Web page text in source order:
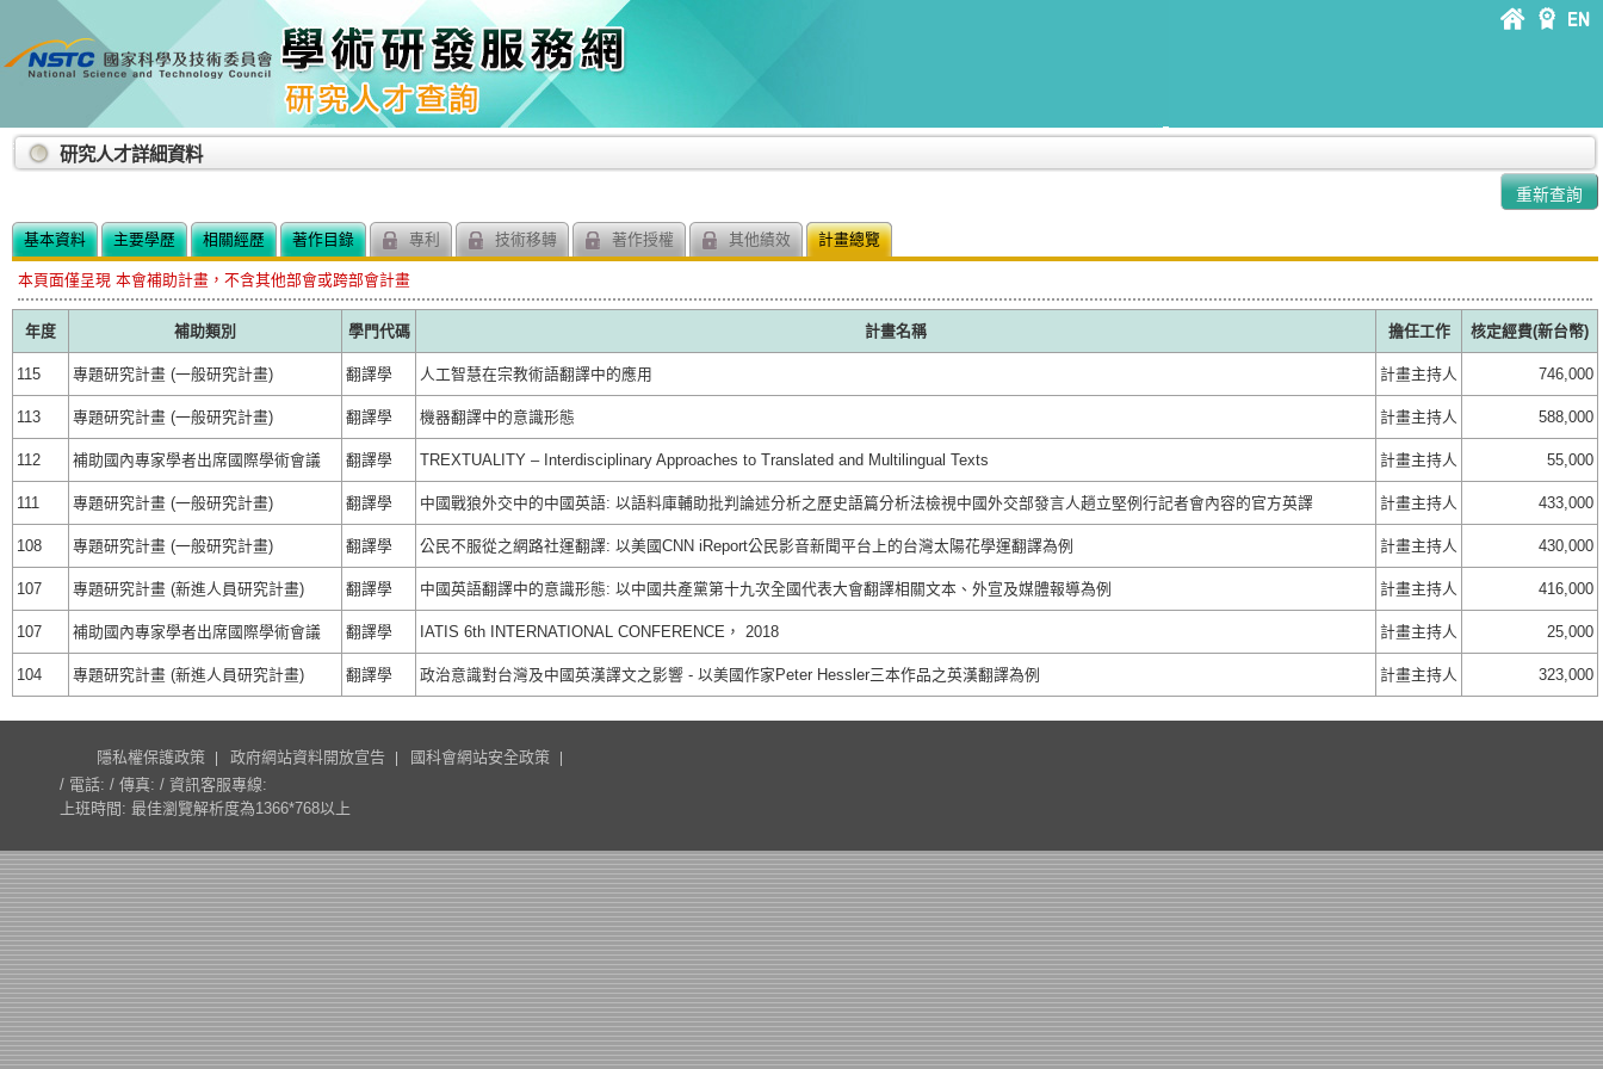
::: 研究人才詳細資料
基本資料 主要學歷 相關經歷 著作目錄 專利 技術移轉 著作授權 其他績效 計畫總覽
本頁面僅呈現 本會補助計畫，不含其他部會或跨部會計畫
年度 補助類別 學門代碼 計畫名稱 擔任工作 核定經費(新台幣)
115 專題研究計畫 (一般研究計畫) 翻譯學 人工智慧在宗教術語翻譯中的應用 計畫主持人 746,000
113 專題研究計畫 (一般研究計畫) 翻譯學 機器翻譯中的意識形態 計畫主持人 588,000
112 補助國內專家學者出席國際學術會議 翻譯學 TREXTUALITY – Interdisciplinary Approaches to Translated and Multilingual Texts 計畫主持人 55,000
111 專題研究計畫 (一般研究計畫) 翻譯學 中國戰狼外交中的中國英語: 以語料庫輔助批判論述分析之歷史語篇分析法檢視中國外交部發言人趙立堅例行記者會內容的官方英譯 計畫主持人 433,000
108 專題研究計畫 (一般研究計畫) 翻譯學 公民不服從之網路社運翻譯: 以美國CNN iReport公民影音新聞平台上的台灣太陽花學運翻譯為例 計畫主持人 430,000
107 專題研究計畫 (新進人員研究計畫) 翻譯學 中國英語翻譯中的意識形態: 以中國共產黨第十九次全國代表大會翻譯相關文本、外宣及媒體報導為例 計畫主持人 416,000
107 補助國內專家學者出席國際學術會議 翻譯學 IATIS 6th INTERNATIONAL CONFERENCE， 2018 計畫主持人 25,000
104 專題研究計畫 (新進人員研究計畫) 翻譯學 政治意識對台灣及中國英漢譯文之影響 - 以美國作家Peter Hessler三本作品之英漢翻譯為例 計畫主持人 323,000
隱私權保護政策 政府網站資料開放宣告
國科會網站安全政策
/ 電話: / 傳真: / 資訊客服專線:
上班時間: 最佳瀏覽解析度為1366*768以上